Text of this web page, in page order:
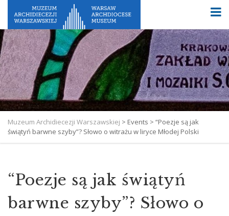
Muzeum Archidiecezji Warszawskiej > Events > “Poezje są jak
świątyń barwne szyby”? Słowo o witrażu w liryce Młodej Polski
“Poezje są jak świątyń
barwne szyby”? Słowo o